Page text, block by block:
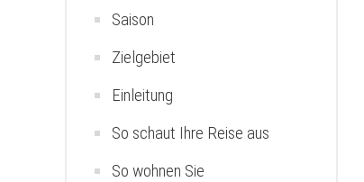
Saison
Zielgebiet
Einleitung
So schaut Ihre Reise aus
So wohnen Sie